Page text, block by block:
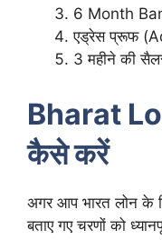
6 Month
एड्रेस प्रूफ
3 महीने की
Bharat
कैसे करें
अगर आप भारत लोन के
बताए गए चरणों को